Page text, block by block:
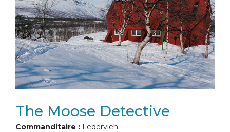
The Moose Detective
Commanditaire : Federvieh